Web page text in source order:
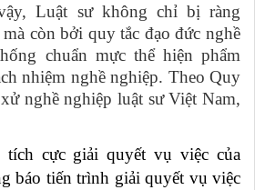
Luật sư không chỉ bị ràng
còn bởi quy tắc đạo đức nghề
chuẩn mực thể hiện phẩm
nhiệm nghề nghiệp. Theo Quy
nghề nghiệp luật sư Việt Nam,
tích cực giải quyết vụ việc của
báo tiến trình giải quyết vụ việc